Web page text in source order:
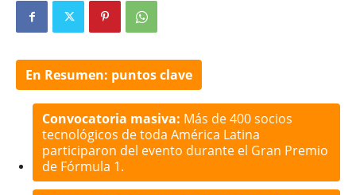
En Resumen: puntos clave
Convocatoria masiva: Más de 400 socios
tecnológicos de toda América Latina
participaron del evento durante el Gran Premio
de Fórmula 1.